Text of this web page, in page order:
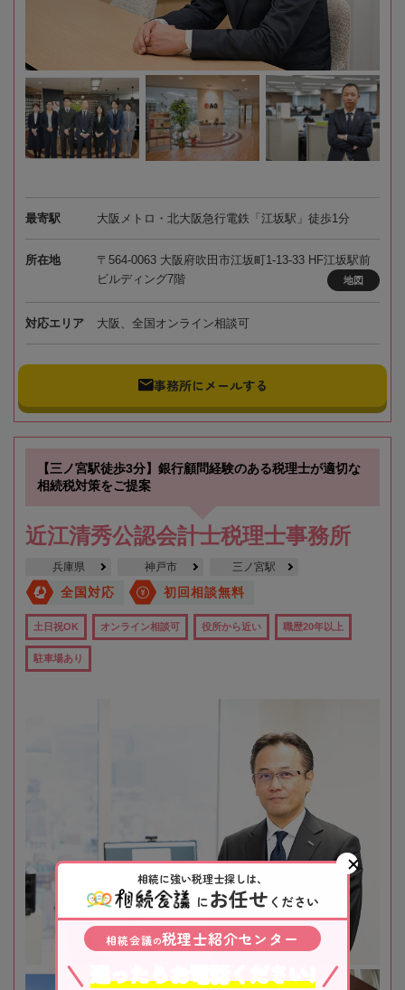
最寄駅 大阪メトロ・北大阪急行電鉄「江坂駅」徒歩1分
所在地
〒564-0063 大阪府吹田市江坂町1-13-33 HF江坂駅前
ビルディング7階
地図
対応エリア 大阪、全国オンライン相談可
事務所にメールする
【三ノ宮駅徒歩3分】銀行顧問経験のある税理士が適切な
相続税対策をご提案
近江清秀公認会計士税理士事務所
兵庫県 神戸市 三ノ宮駅
全国対応 初回相談無料
土日祝OK オンライン相談可 役所から近い 職歴20年以上
駐車場あり
相続に強い税理士探しは、
にお任せ ください
相続会議の税理士紹介センター